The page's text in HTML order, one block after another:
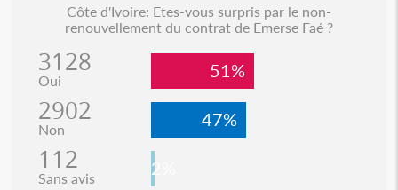
Côte d'Ivoire: Etes-vous surpris par le non-
renouvellement du contrat de Emerse Faé ?
3128
Oui 51%
2902
Non 47%
112
Sans avis 2%